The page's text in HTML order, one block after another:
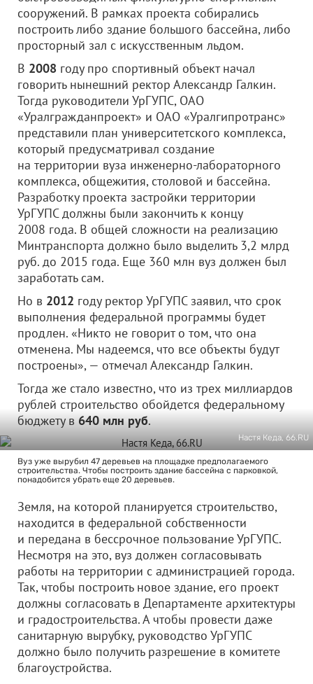
сооружений. В рамках проекта собирались
построить либо здание большого бассейна, либо
просторный зал с искусственным льдом.
В 2008 году про спортивный объект начал
говорить нынешний ректор Александр Галкин.
Тогда руководители УрГУПС, ОАО
«Уралгражданпроект» и ОАО «Уралгипротранс»
представили план университетского комплекса,
который предусматривал создание
на территории вуза инженерно-лабораторного
комплекса, общежития, столовой и бассейна.
Разработку проекта застройки территории
УрГУПС должны были закончить к концу
2008 года. В общей сложности на реализацию
Минтранспорта должно было выделить 3,2 млрд
руб. до 2015 года. Еще 360 млн вуз должен был
заработать сам.
Но в 2012 году ректор УрГУПС заявил, что срок
выполнения федеральной программы будет
продлен. «Никто не говорит о том, что она
отменена. Мы надеемся, что все объекты будут
построены», — отмечал Александр Галкин.
Тогда же стало известно, что из трех миллиардов
рублей строительство обойдется федеральному
бюджету в640 млн руб.
Настя Кеда, 66.RU
Вуз уже вырубил 47 деревьев на площадке предполагаемого
строительства. Чтобы построить здание бассейна с парковкой,
понадобится убрать еще 20 деревьев.
Земля, на которой планируется строительство,
находится в федеральной собственности
и передана в бессрочное пользование УрГУПС.
Несмотря на это, вуз должен согласовывать
работы на территории с администрацией города.
Так, чтобы построить новое здание, его проект
должны согласовать в Департаменте архитектуры
и градостроительства. А чтобы провести даже
санитарную вырубку, руководство УрГУПС
должно было получить разрешение в комитете
благоустройства.